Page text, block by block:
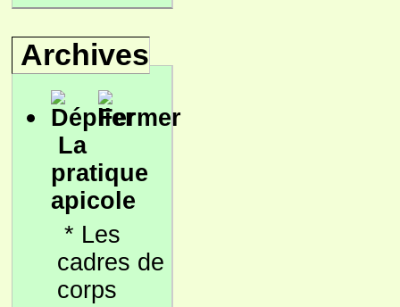
Archives
La
pratique
apicole
* Les
cadres de
corps